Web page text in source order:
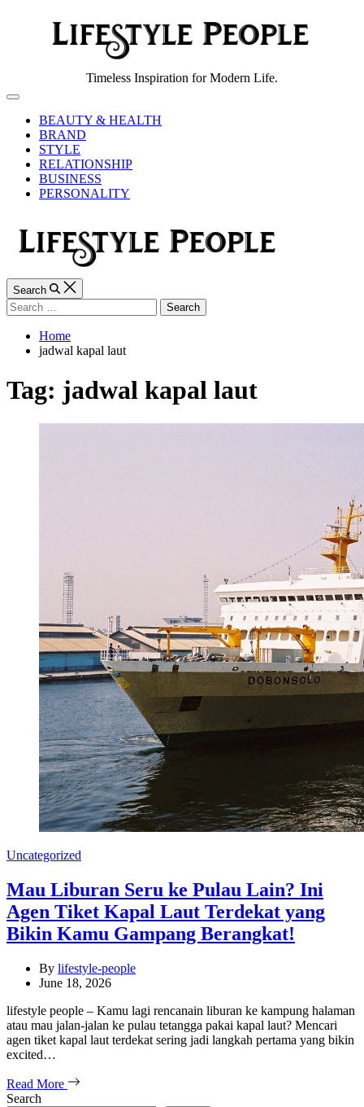
People
Timeless Inspiration for Modern Life.
Off
CanvasBEAUTY & HEALTH
BRAND
STYLE
RELATIONSHIP
BUSINESS
PERSONALITY
Search
Search
for:
Home
jadwal kapal laut
Tag: jadwal kapal laut
Categories
Uncategorized
Mau Liburan Seru ke Pulau Lain? Ini
Agen Tiket Kapal Laut Terdekat yang
Bikin Kamu Gampang Berangkat!
By lifestyle-people
June 18, 2026
lifestyle people – Kamu lagi rencanain liburan ke kampung halaman
atau mau jalan-jalan ke pulau tetangga pakai kapal laut? Mencari
agen tiket kapal laut terdekat sering jadi langkah pertama yang bikin
excited…
Read More
Search